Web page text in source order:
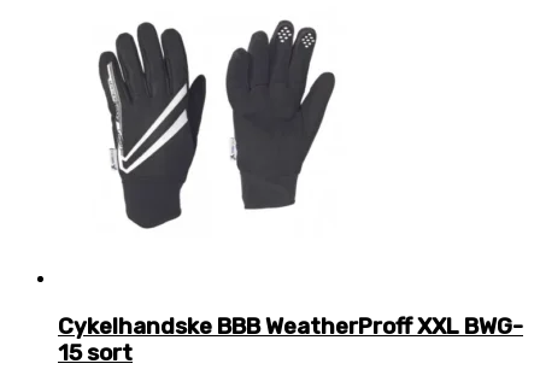
Cykelhandske BBB WeatherProff XXL BWG-
15 sort